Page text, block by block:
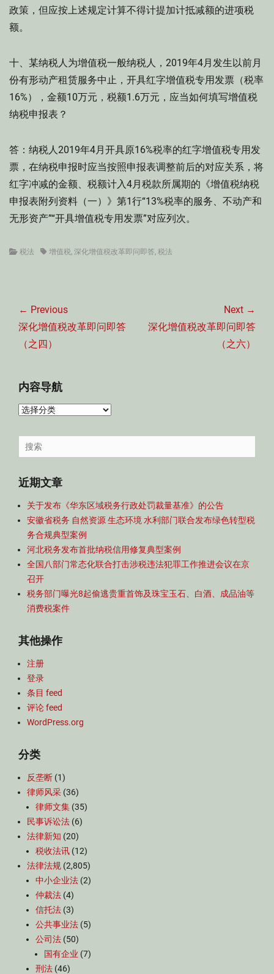
政策，但应按上述规定计算不得计提加计抵减额的进项税
额。
十、某纳税人为增值税一般纳税人，2019年4月发生以前月
份有形动产租赁服务中止，开具红字增值税专用发票（税率
16%），金额10万元，税额1.6万元，应当如何填写增值税
纳税申报表？
答：纳税人2019年4月开具原16%税率的红字增值税专用发
票，在纳税申报时应当按照申报表调整前后的对应关系，将
红字冲减的金额、税额计入4月税款所属期的《增值税纳税
申报表附列资料（一）》第1行“13%税率的服务、不动产和
无形资产”“开具增值税专用发票”对应列次。
Categories
税法 Tags增值税, 深化增值税改革即问即答, 税法
章
导
航
← Previous
Previous
post:
深化增值税改革即问即答
（之四）
Next →
Next深化增值税改革即问即答
（之六）
内容导航
内
导
航
Search
for:
近期文章
关于发布《华东区域税务行政处罚裁量基准》的公告
安徽省税务 自然资源 生态环境 水利部门联合发布绿色转型税
务合规典型案例
河北税务发布首批纳税信用修复典型案例
全国八部门常态化联合打击涉税违法犯罪工作推进会议在京
召开
税务部门曝光8起偷逃贵重首饰及珠宝玉石、白酒、成品油等
消费税案件
其他操作
注册
登录
条目 feed
评论 feed
WordPress.org
分类
反垄断 (1)
律师风采 (36)
律师文集 (35)
民事诉讼法 (6)
法律新知 (20)
税收法讯 (12)
法律法规 (2,805)
中小企业法 (2)
仲裁法 (4)
信托法 (3)
公共事业法 (5)
公司法 (50)
国有企业 (7)
刑法 (46)